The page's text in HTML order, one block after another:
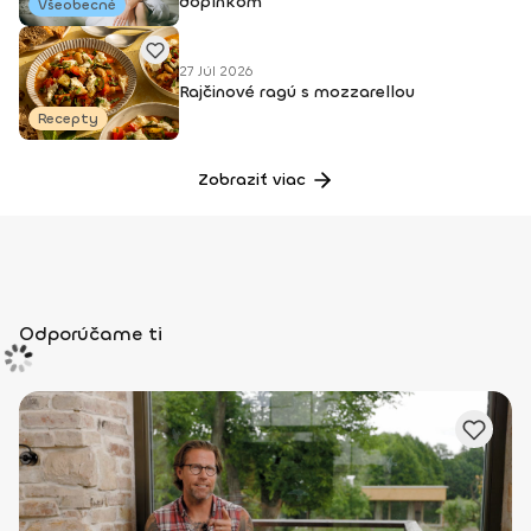
Všeobecné
Recepty
27 Júl 2026
Rajčinové ragú s mozzarellou
Zobraziť viac
Odporúčame ti